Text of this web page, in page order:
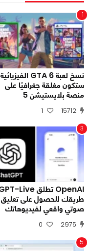
1
نسخ لعبة GTA 6 الفيزيائية
ستكون مغلقة جغرافيًا على
منصة بلايستيشن 5
15712
1
3
طريقك للحصول على تعليق
صوتي واقعي لفيديوهاتك
2975
0
5